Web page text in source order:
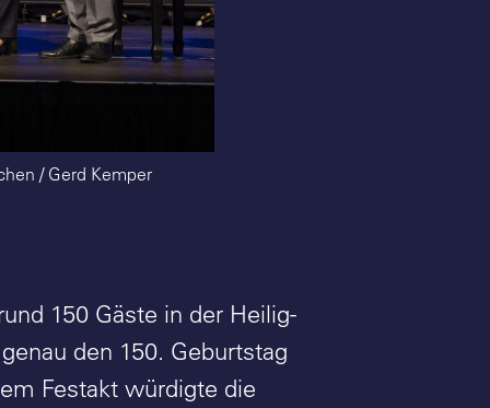
/ Gerd Kemper
150 Gäste in der Heilig-
den 150. Geburtstag
Festakt würdigte die